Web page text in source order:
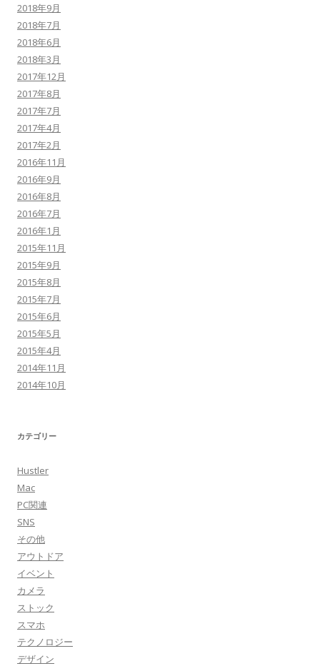
2018年9月
2018年7月
2018年6月
2018年3月
2017年12月
2017年8月
2017年7月
2017年4月
2017年2月
2016年11月
2016年9月
2016年8月
2016年7月
2016年1月
2015年11月
2015年9月
2015年8月
2015年7月
2015年6月
2015年5月
2015年4月
2014年11月
2014年10月
カテゴリー
Hustler
Mac
PC関連
SNS
その他
アウトドア
イベント
カメラ
ストック
スマホ
テクノロジー
デザイン